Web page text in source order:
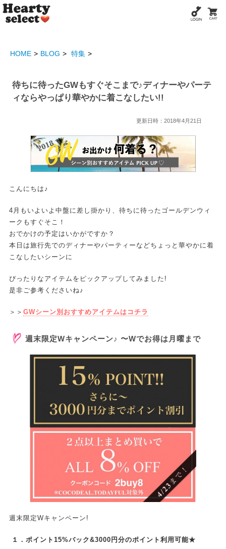
HOME BLOG 特集
待ちに待ったGWもすぐそこまで♪ディナーやパーテ
ィならやっぱり華やかに着こなしたい!!
更新日時：2018年4月21日
こんにちは♪
4月もいよいよ中盤に差し掛かり、待ちに待ったゴールデンウィ
ークもすぐそこ！
おでかけの予定はいかがですか？
本日は旅行先でのディナーやパーティーなどちょっと華やかに着
こなしたいシーンに
ぴったりなアイテムをピックアップしてみました!
是非ご参考くださいね♪
＞＞ GWシーン別おすすめアイテムはコチラ
週末限定Wキャンペーン♪ 〜Wでお得は月曜まで
週末限定Wキャンペーン!
１．ポイント15%バック&3000円分のポイント利用可能★